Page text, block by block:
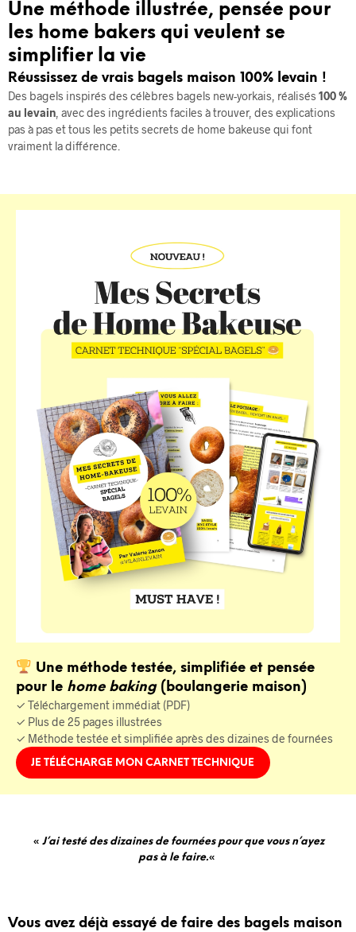
Une méthode illustrée, pensée pour
les home bakers qui veulent se
simplifier la vie
Réussissez de vrais bagels maison 100% levain !
Des bagels inspirés des célèbres bagels new-yorkais, réalisés 100 %
au levain , avec des ingrédients faciles à trouver, des explications
pas à pas et tous les petits secrets de home bakeuse qui font
vraiment la différence.
Une méthode testée, simplifiée et pensée
pour le home baking(boulangerie maison)
✓ Téléchargement immédiat (PDF)
✓ Plus de 25 pages illustrées
✓ Méthode testée et simplifiée après des dizaines de fournées
JE TÉLÉCHARGE MON CARNET TECHNIQUE
« J’ai testé des dizaines de fournées pour que vous n’ayez
pas à le faire.«
Vous avez déjà essayé de faire des bagels maison